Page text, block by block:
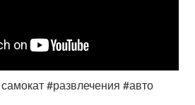
#развлечения #авто